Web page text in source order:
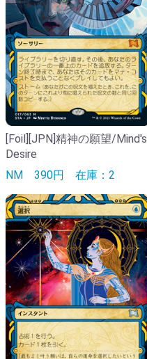
[Foil][JPN]精神の願望/Mind's
Desire
NM 390円 在庫：2